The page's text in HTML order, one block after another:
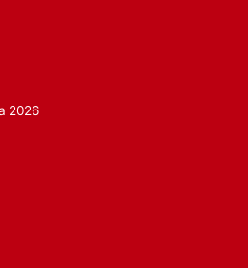
2026